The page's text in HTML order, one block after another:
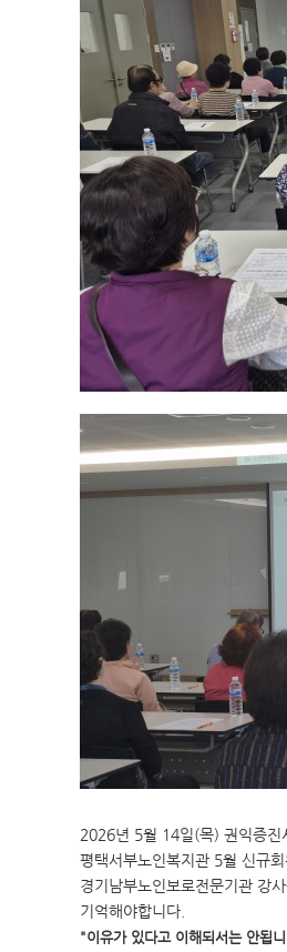
2026년 5월 14일(목) 권익증진
평택서부노인복지관 5월 신규
경기남부노인보로전문기관 강
기억해야합니다.
"이유가 있다고 이해되서는 안됩